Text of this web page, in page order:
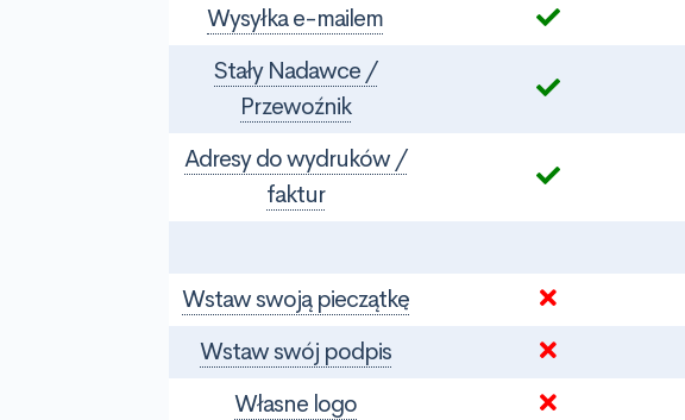
Wysyłka e-mailem
Stały Nadawce /
Przewoźnik
Adresy do wydruków /
faktur
Wstaw swoją pieczątkę
Wstaw swój podpis
Własne logo